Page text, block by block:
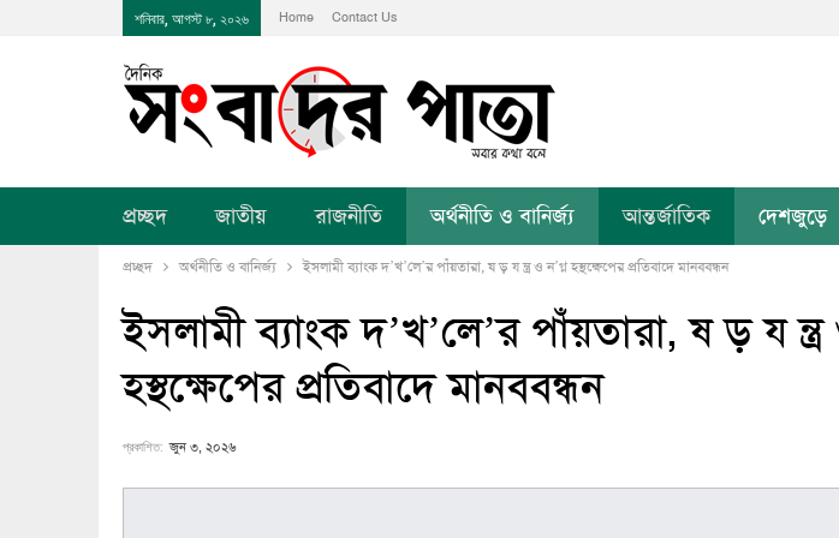
শনিবার, আগস্ট ৮, ২০২৬ Home Contact Us
প্রচ্ছদ জাতীয় রাজনীতি অর্থনীতি ও বানির্জ্য আন্তর্জাতিক দেশজুড়ে
প্রচ্ছদ অর্থনীতি ও বানির্জ্য ইসলামী ব্যাংক দ’খ’লে’র পাঁয়তারা, ষ ড় য ন্ত্র ও ন’গ্ন হস্থক্ষেপের প্রতিবাদে মানববন্ধন
ইসলামী ব্যাংক দ’খ’লে’র পাঁয়তারা, ষ ড় য ন্ত্র
হস্থক্ষেপের প্রতিবাদে মানববন্ধন
প্রকাশিত: জুন ৩, ২০২৬